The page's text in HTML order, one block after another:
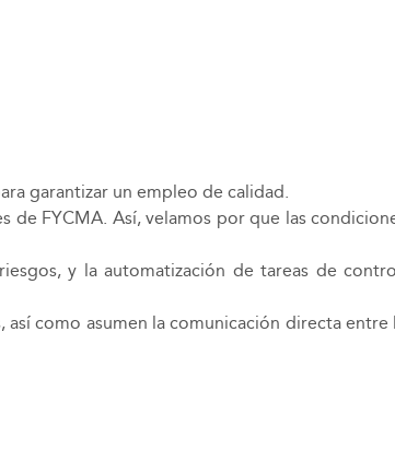
garantizar un empleo de calidad.
FYCMA. Así, velamos por que las
y la automatización de tareas de
como asumen la comunicación directa entre